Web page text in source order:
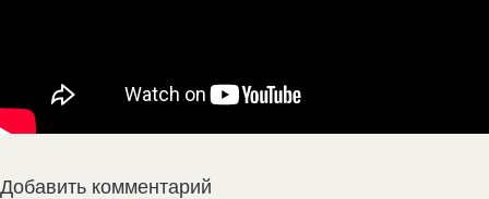
Добавить комментарий